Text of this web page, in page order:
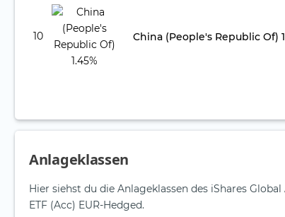
10 China (People's Republic Of)
Anlageklassen
Hier siehst du die Anlageklassen des iShares
ETF (Acc) EUR-Hedged.